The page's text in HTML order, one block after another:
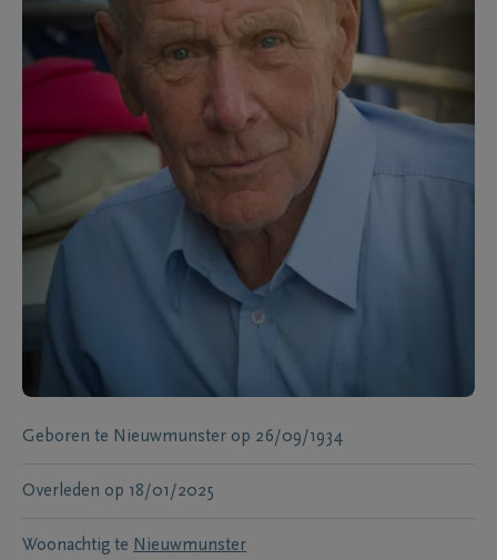
Geboren te Nieuwmunster op 26/09/1934
Overleden op 18/01/2025
Woonachtig te Nieuwmunster